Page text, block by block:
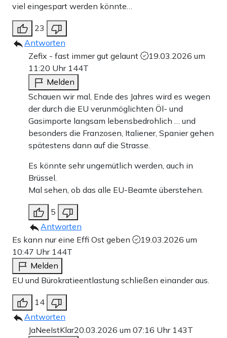
viel eingespart werden könnte…
23
Antworten
Zefix - fast immer gut gelaunt
19.03.2026 um
11:20 Uhr 144T
Melden
Schauen wir mal, Ende des Jahres wird es wegen
der durch die EU verunmöglichten Öl- und
Gasimporte langsam lebensbedrohlich … und
besonders die Franzosen, Italiener, Spanier gehen
spätestens dann auf die Strasse.
Es könnte sehr ungemütlich werden, auch in
Brüssel.
Mal sehen, ob das alle EU-Beamte überstehen.
5
Antworten
Es kann nur eine Effi Ost geben
19.03.2026 um
10:47 Uhr 144T
Melden
EU und Bürokratieentlastung schließen einander aus.
14
Antworten
JaNeeIstKlar20.03.2026 um 07:16 Uhr 143T